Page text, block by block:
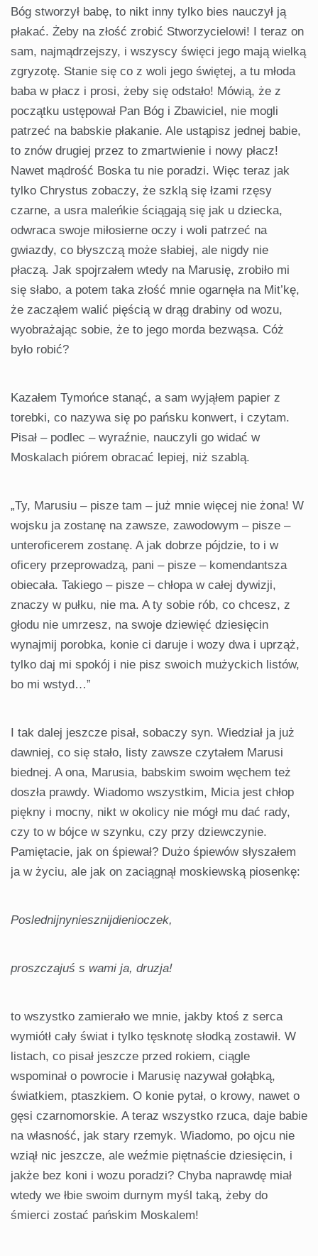
Bóg stworzył babę, to nikt inny tylko bies nauczył ją
płakać. Żeby na złość zrobić Stworzycielowi! I teraz on
sam, najmądrzejszy, i wszyscy święci jego mają wielką
zgryzotę. Stanie się co z woli jego świętej, a tu młoda
baba w płacz i prosi, żeby się odstało! Mówią, że z
początku ustępował Pan Bóg i Zbawiciel, nie mogli
patrzeć na babskie płakanie. Ale ustąpisz jednej babie,
to znów drugiej przez to zmartwienie i nowy płacz!
Nawet mądrość Boska tu nie poradzi. Więc teraz jak
tylko Chrystus zobaczy, że szklą się łzami rzęsy
czarne, a usra maleńkie ściągają się jak u dziecka,
odwraca swoje miłosierne oczy i woli patrzeć na
gwiazdy, co błyszczą może słabiej, ale nigdy nie
płaczą. Jak spojrzałem wtedy na Marusię, zrobiło mi
się słabo, a potem taka złość mnie ogarnęła na Mit’kę,
że zacząłem walić pięścią w drąg drabiny od wozu,
wyobrażając sobie, że to jego morda bezwąsa. Cóż
było robić?
Kazałem Tymońce stanąć, a sam wyjąłem papier z
torebki, co nazywa się po pańsku konwert, i czytam.
Pisał – podlec – wyraźnie, nauczyli go widać w
Moskalach piórem obracać lepiej, niż szablą.
„Ty, Marusiu – pisze tam – już mnie więcej nie żona! W
wojsku ja zostanę na zawsze, zawodowym – pisze –
unteroficerem zostanę. A jak dobrze pójdzie, to i w
oficery przeprowadzą, pani – pisze – komendantsza
obiecała. Takiego – pisze – chłopa w całej dywizji,
znaczy w pułku, nie ma. A ty sobie rób, co chcesz, z
głodu nie umrzesz, na swoje dziewięć dziesięcin
wynajmij porobka, konie ci daruje i wozy dwa i uprząż,
tylko daj mi spokój i nie pisz swoich mużyckich listów,
bo mi wstyd…”
I tak dalej jeszcze pisał, sobaczy syn. Wiedział ja już
dawniej, co się stało, listy zawsze czytałem Marusi
biednej. A ona, Marusia, babskim swoim węchem też
doszła prawdy. Wiadomo wszystkim, Micia jest chłop
piękny i mocny, nikt w okolicy nie mógł mu dać rady,
czy to w bójce w szynku, czy przy dziewczynie.
Pamiętacie, jak on śpiewał? Dużo śpiewów słyszałem
ja w życiu, ale jak on zaciągnął moskiewską piosenkę:
Poslednijnyniesznijdienioczek,
proszczajuś s wami ja, druzja!
to wszystko zamierało we mnie, jakby ktoś z serca
wymiótł cały świat i tylko tęsknotę słodką zostawił. W
listach, co pisał jeszcze przed rokiem, ciągle
wspominał o powrocie i Marusię nazywał gołąbką,
światkiem, ptaszkiem. O konie pytał, o krowy, nawet o
gęsi czarnomorskie. A teraz wszystko rzuca, daje babie
na własność, jak stary rzemyk. Wiadomo, po ojcu nie
wziął nic jeszcze, ale weźmie piętnaście dziesięcin, i
jakże bez koni i wozu poradzi? Chyba naprawdę miał
wtedy we łbie swoim durnym myśl taką, żeby do
śmierci zostać pańskim Moskalem!